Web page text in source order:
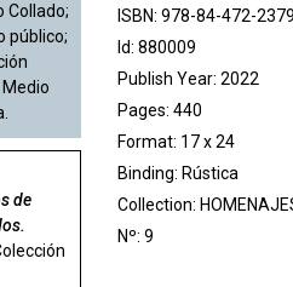
Collado;
público;
de
ISBN: 978-84-472-
Id: 880009
Publish Year: 2022
Pages: 440
Format: 17 x 24
Binding: Rústica
Collection:
Nº: 9